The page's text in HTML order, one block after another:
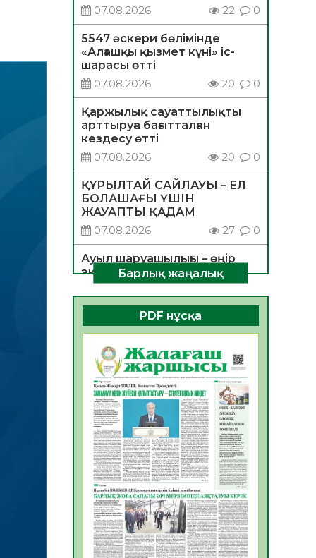
07.08.2026
22 0
5547 әскери бөлімінде
«Алғашқы қызмет күні» іс-
шарасы өтті
07.08.2026
20 0
Қаржылық сауаттылықты
арттыруға бағытталған
кездесу өтті
07.08.2026
20 0
ҚҰРЫЛТАЙ САЙЛАУЫ – ЕЛ
БОЛАШАҒЫ ҮШІН
ЖАУАПТЫ ҚАДАМ
07.08.2026
27 0
Ауыл шаруашылығы – өңір
экономикасының негізгі
тірегі
06.08.2026
35 0
ҚОҒАМДЫҚ БЕЛСЕНДІЛІК –
ЕЛ ДАМУЫНЫҢ НЕГІЗІ
06.08.2026
32
ҚҰРЫЛТАЙ САЙЛАУЫ –
БОЛАШАҚҚА БАСТАР
ЖАУАПТЫ ТАҢДАУ
06.08.2026
35
Инфекциялық ауруларға
қарсы иммундау
жұмыстарының тиімділігі
06.08.2026
36
Көкжөтел ауруы туралы
Барлық жаңалық
PDF нұсқа